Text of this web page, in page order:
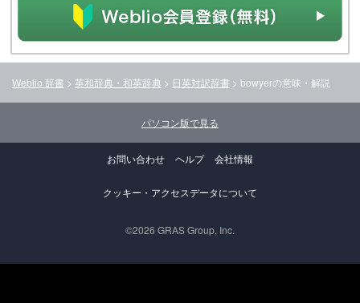
Weblio 辞書 > 英和辞典・和英辞典 > 日英対訳辞書 > bowyerの意味・解説
パソコン版で見る
お問い合わせ ヘルプ 会社情報
クッキー・アクセスデータについて
©2026 GRAS Group, Inc.